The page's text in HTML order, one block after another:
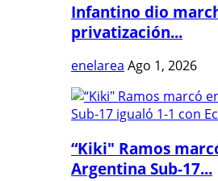
Infantino dio
privatización...
enelarea Ago 1, 2026
“Kiki" Ramos
Argentina Sub-17...